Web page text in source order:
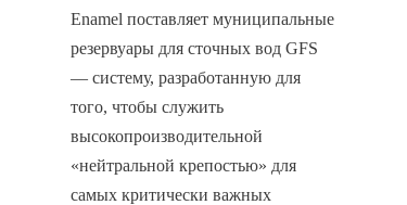
Enamel поставляет муниципальные
резервуары для сточных вод GFS
— систему, разработанную для
того, чтобы служить
высокопроизводительной
«нейтральной крепостью» для
самых критически важных